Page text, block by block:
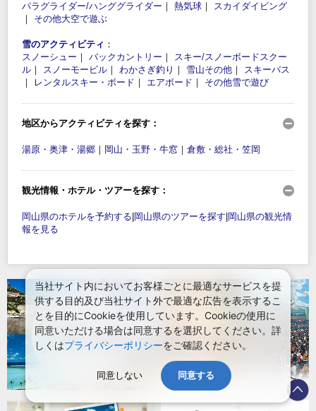
パラグライダー/ハンググライダー ｜ 熱気球 ｜ スカイダイビング
｜ その他大空で遊ぶ
雪のアクティビティ ：
スノーシュー ｜ バックカントリー ｜ スキー/スノーボードスクー
ル ｜ スノーモービル ｜ わかさぎ釣り ｜ 雪山その他 ｜ スキーバス
｜
レンタルスキー・ボード ｜ エアボード ｜ その他雪で遊び
地区からアクティビティを探す：
湯原・奥津・湯郷 ｜ 岡山・玉野・牛窓 ｜ 倉敷・総社・笠岡
観光情報・ホテル・ツアーを探す：
岡山県のホテルを予約する 岡山県のツアーを探す 岡山県の観光情
報を見る
当社サイト内においてお客様ごとに最適なサービスを提
供する目的及び当社サイト外で最適な広告を表示するこ
とを目的にCookieを使用しています。Cookieの使用に
同意いただける場合は同意するを選択してください。詳
しくはプライバシーポリシーをご確認ください。
同意しない 同意する